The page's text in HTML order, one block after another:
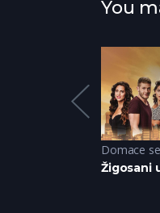
You
Domace
Žigosani